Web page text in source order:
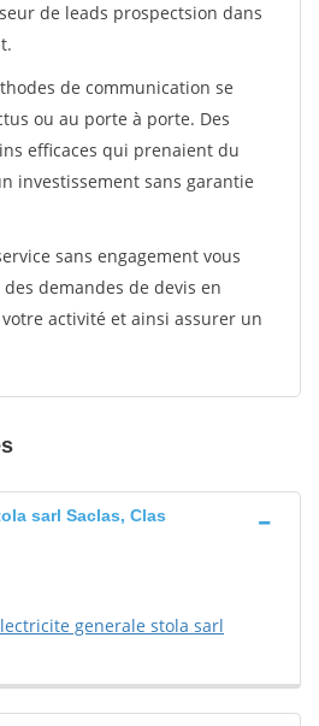
de leads prospectsion dans
de communication se
ou au porte à porte. Des
efficaces qui prenaient du
investissement sans garantie
sans engagement vous
demandes de devis en
activité et ainsi assurer un
sarl Saclas, Clas
generale stola sarl